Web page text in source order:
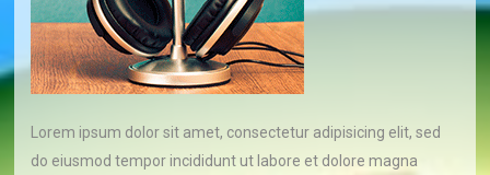
Lorem ipsum dolor sit amet, consectetur adipisicing elit, sed
do eiusmod tempor incididunt ut labore et dolore magna